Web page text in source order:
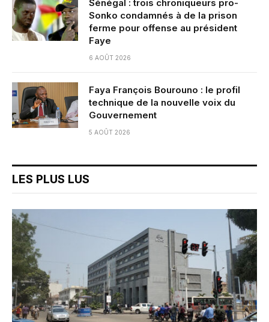
Sénégal : trois chroniqueurs pro-
Sonko condamnés à de la prison
ferme pour offense au président
Faye
6 AOÛT 2026
Faya François Bourouno : le profil
technique de la nouvelle voix du
Gouvernement
5 AOÛT 2026
LES PLUS LUS